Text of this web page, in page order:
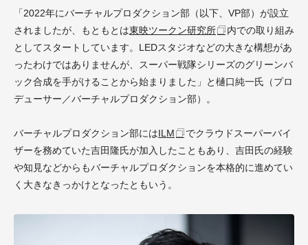
「2022年にバーチャルプロダクション部（以下、VP部）が設立
されましたが、もともとは東映ツークン研究所
内での取り組み
としてスタートしています。LEDスタジオなどの大きな構想があ
ったわけではありませんが、スーパー戦隊シリーズのグリーンバ
ック合成を手がけることから始まりました」と樋口純一氏（プロ
デューサー／バーチャルプロダクション部）。
バーチャルプロダクション部にはILM
でクラウドスーパーバイ
ザーを務めていた吉田隆氏が加入したこともあり、吉田氏の経験
や知見などからもバーチャルプロダクションを本格的に進めてい
く大きなきっかけとなったともいう。